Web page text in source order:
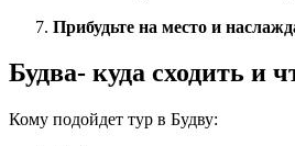
Прибудьте на место и
Будва- куда сходить и
Кому подойдет тур в Будву: